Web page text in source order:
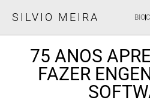
SILVIO MEIRA BIO
75 ANOS
FAZER